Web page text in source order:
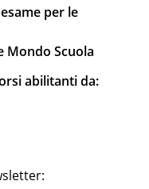
per le
Mondo Scuola
abilitanti da: